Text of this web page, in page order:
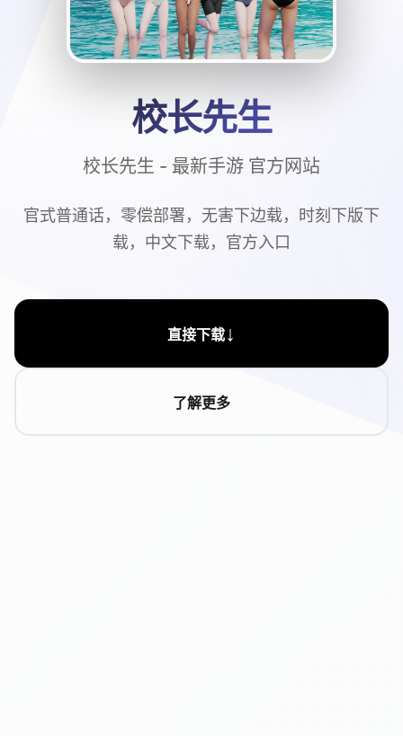
校长先生
校长先生 - 最新手游 官方网站
官式普通话，零偿部署，无害下边载，时刻下版下
载，中文下载，官方入口
直接下载↓
了解更多